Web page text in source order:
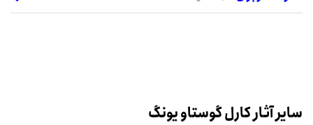
سایر آثار کارل گوستاو یونگ